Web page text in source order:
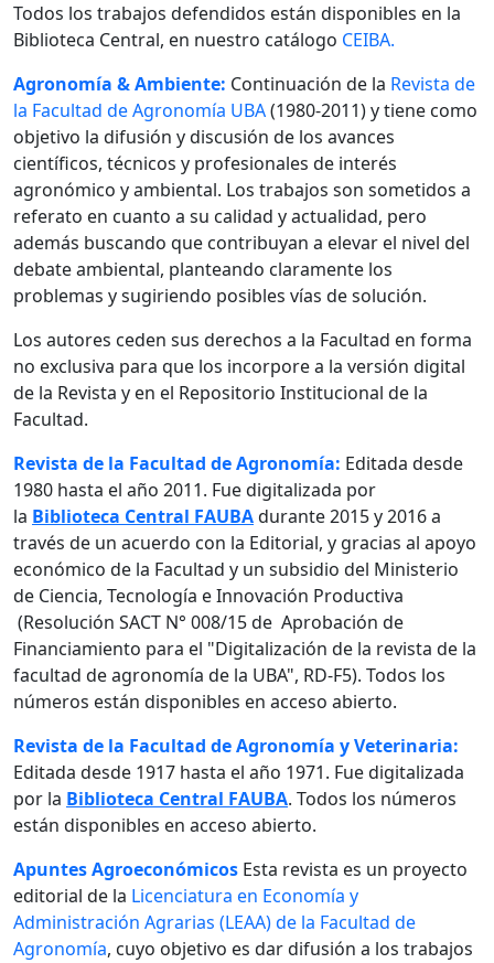
Todos los trabajos defendidos están disponibles en la
Biblioteca Central, en nuestro catálogo CEIBA.
Agronomía & Ambiente: Continuación de la Revista de
la Facultad de Agronomía UBA(1980-2011) y tiene como
objetivo la difusión y discusión de los avances
científicos, técnicos y profesionales de interés
agronómico y ambiental. Los trabajos son sometidos a
referato en cuanto a su calidad y actualidad, pero
además buscando que contribuyan a elevar el nivel del
debate ambiental, planteando claramente los
problemas y sugiriendo posibles vías de solución.
Los autores ceden sus derechos a la Facultad en forma
no exclusiva para que los incorpore a la versión digital
de la Revista y en el Repositorio Institucional de la
Facultad.
Revista de la Facultad de Agronomía: Editada desde
1980 hasta el año 2011. Fue digitalizada por
la Biblioteca Central FAUBAdurante 2015 y 2016 a
través de un acuerdo con la Editorial, y gracias al apoyo
económico de la Facultad y un subsidio del Ministerio
de Ciencia, Tecnología e Innovación Productiva
(Resolución SACT N° 008/15 de Aprobación de
Financiamiento para el "Digitalización de la revista de la
facultad de agronomía de la UBA", RD-F5). Todos los
números están disponibles en acceso abierto.
Revista de la Facultad de Agronomía y Veterinaria:
Editada desde 1917 hasta el año 1971. Fue digitalizada
por la Biblioteca Central FAUBA. Todos los números
están disponibles en acceso abierto.
Apuntes Agroeconómicos Esta revista es un proyecto
editorial de la Licenciatura en Economía y
Administración Agrarias (LEAA) de la Facultad de
Agronomía, cuyo objetivo es dar difusión a los trabajos